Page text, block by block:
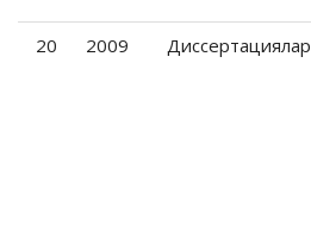
20 2009 Диссертациялар